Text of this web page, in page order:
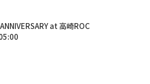
at 高崎ROC